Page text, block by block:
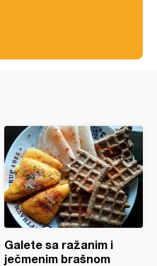
Galete sa ražanim i
ječmenim brašnom